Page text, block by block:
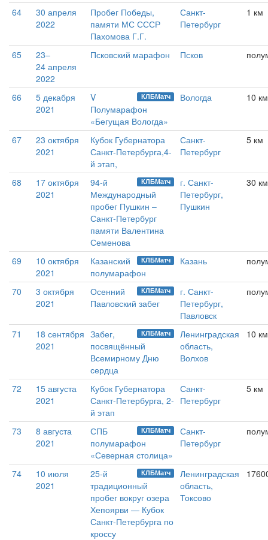
64
30 апреля
2022
Пробег Победы,
памяти МС СССР
Пахомова Г.Г.
Санкт-
Петербург
1 км
65
23–
24 апреля
2022
Псковский марафон Псков
66
5 декабря
2021
КЛБМатч
V
Полумарафон
«Бегущая Вологда»
Вологда 10 км
67
23 октября
2021
Кубок Губернатора
Санкт-Петербурга,4-
й этап,
Санкт-
Петербург
5 км
68
17 октября
2021
КЛБМатч
94-й
Международный
пробег Пушкин –
Санкт-Петербург
памяти Валентина
Семенова
г. Санкт-
Петербург,
Пушкин
30 км
69
10 октября
2021
КЛБМатч
Казанский
полумарафон
Казань
70
3 октября
2021
КЛБМатч
Осенний
Павловский забег
г. Санкт-
Петербург,
Павловск
71
18 сентября
2021
КЛБМатч
Забег,
посвящённый
Всемирному Дню
сердца
Ленинградская
область,
Волхов
10 км
72
15 августа
2021
Кубок Губернатора
Санкт-Петербурга, 2-
й этап
Санкт-
Петербург
5 км
73
8 августа
2021
КЛБМатч
СПБ
полумарафон
«Северная столица»
Санкт-
Петербург
74
10 июля
2021
КЛБМатч
25-й
традиционный
пробег вокруг озера
Хепоярви — Кубок
Санкт-Петербурга по
кроссу
Ленинградская
область,
Токсово